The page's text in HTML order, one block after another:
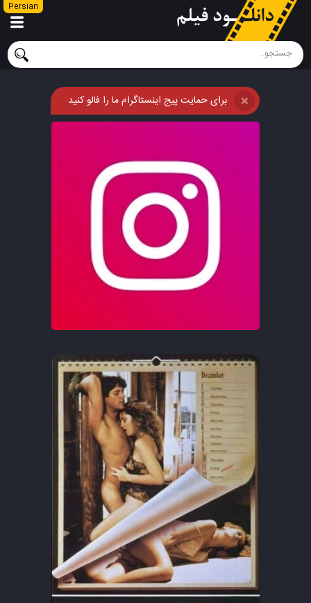
Persian
برای حمایت پیج اینستاگرام ما را فالو کنید ❌